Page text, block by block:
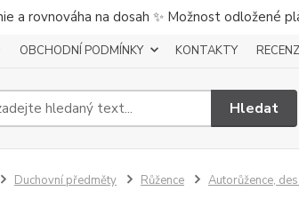
a rovnováha na dosah ✨ Možnost odložené
OBCHODNÍ PODMÍNKY KONTAKTY
Hledat
Duchovní předměty Růžence Autorůžence,